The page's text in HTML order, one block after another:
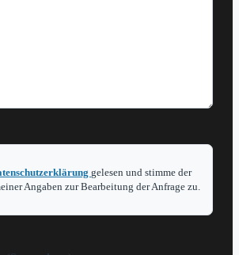
gelesen und stimme der
Angaben zur Bearbeitung der Anfrage zu.